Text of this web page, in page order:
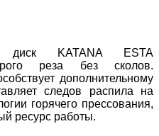
диск KATANA ESTA
реза без сколов.
дополнительному
следов распила на
горячего прессования,
ресурс работы.